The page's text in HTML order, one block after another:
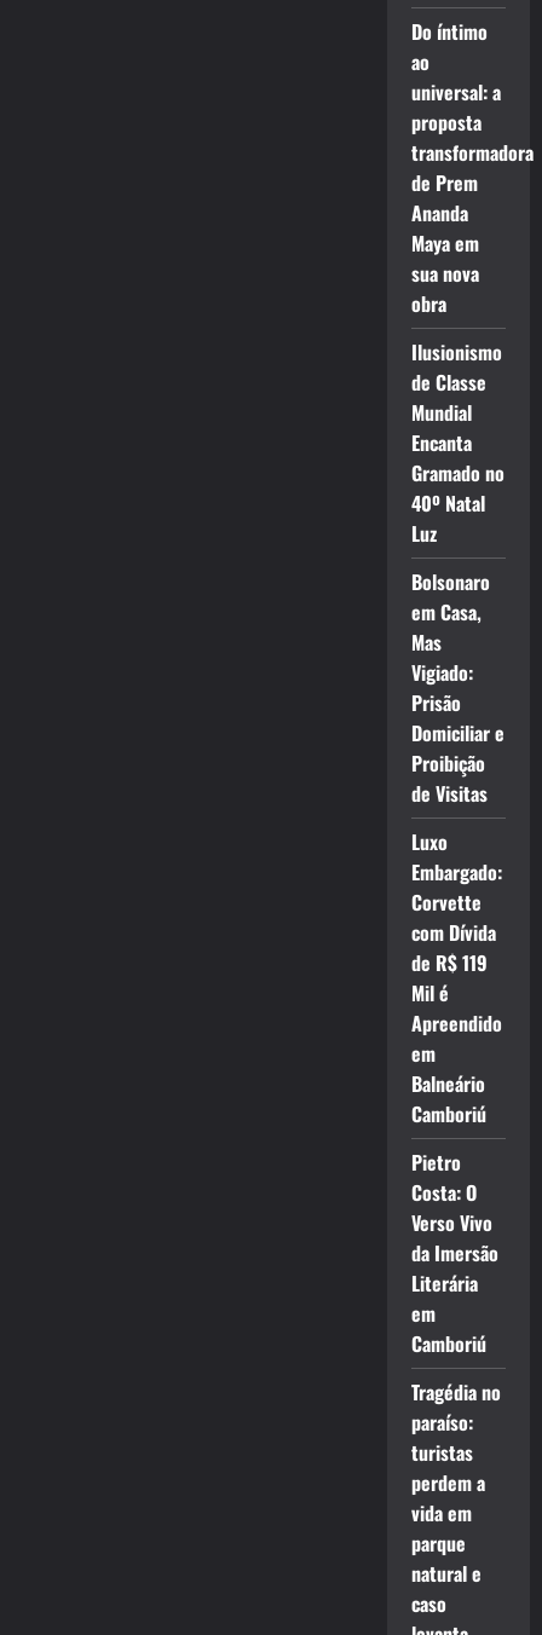
Do íntimo
ao
universal: a
proposta
transformadora
de Prem
Ananda
Maya em
sua nova
obra
Ilusionismo
de Classe
Mundial
Encanta
Gramado no
40º Natal
Luz
Bolsonaro
em Casa,
Mas
Vigiado:
Prisão
Domiciliar e
Proibição
de Visitas
Luxo
Embargado:
Corvette
com Dívida
de R$ 119
Mil é
Apreendido
em
Balneário
Camboriú
Pietro
Costa: O
Verso Vivo
da Imersão
Literária
em
Camboriú
Tragédia no
paraíso:
turistas
perdem a
vida em
parque
natural e
caso